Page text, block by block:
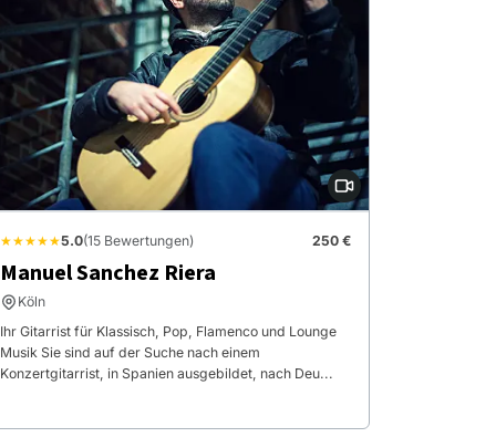
★★★★★5.0(15 Bewertungen) 250 €
Manuel Sanchez Riera
Köln
Ihr Gitarrist für Klassisch, Pop, Flamenco und Lounge
Musik Sie sind auf der Suche nach einem
Konzertgitarrist, in Spanien ausgebildet, nach Deu...